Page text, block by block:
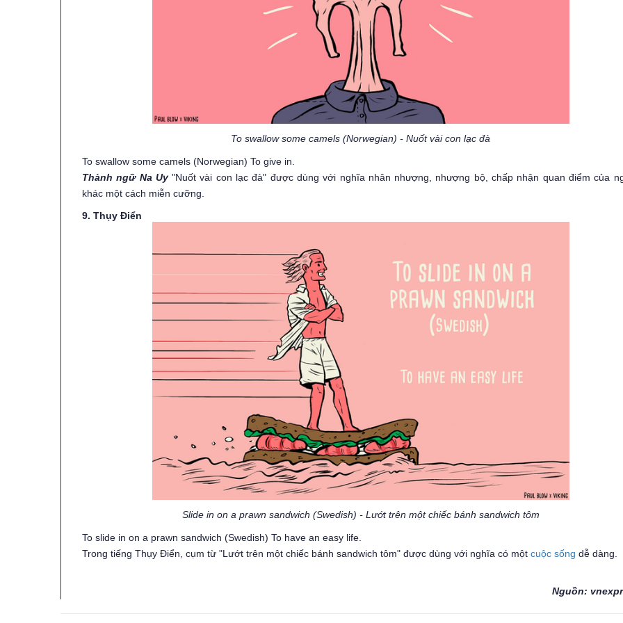
To swallow some camels (Norwegian) - Nuốt vài con lạc đà
To swallow some camels (Norwegian) To give in.
Thành ngữ Na Uy"Nuốt vài con lạc đà" được dùng với nghĩa nhân nhượng, nhượng bộ, chấp nhận quan điểm của
khác một cách miễn cưỡng.
9. Thụy Điển
Slide in on a prawn sandwich (Swedish) - Lướt trên một chiếc bánh sandwich tôm
To slide in on a prawn sandwich (Swedish) To have an easy life.
Trong tiếng Thụy Điển, cụm từ "Lướt trên một chiếc bánh sandwich tôm" được dùng với nghĩa có một cuộc sống dễ dàng.
Nguồn: